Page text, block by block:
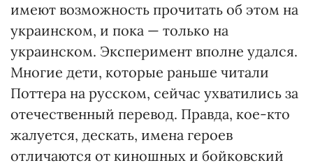
имеют возможность прочитать об этом на
украинском, и пока — только на
украинском. Эксперимент вполне удался.
Многие дети, которые раньше читали
Поттера на русском, сейчас ухватились за
отечественный перевод. Правда, кое-кто
жалуется, дескать, имена героев
отличаются от киношных и бойковский